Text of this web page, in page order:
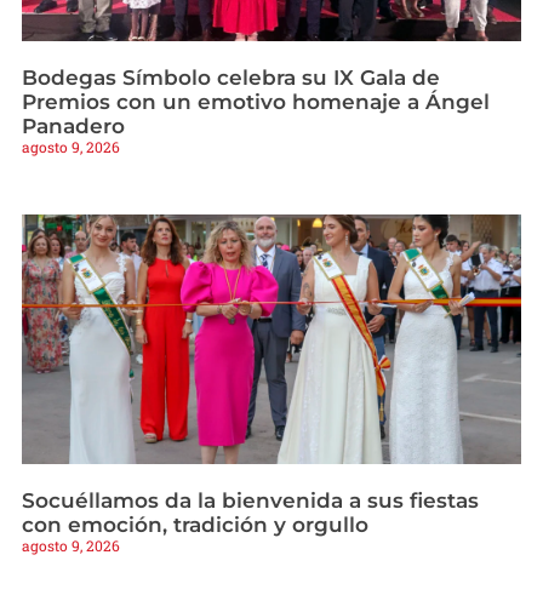
Bodegas Símbolo celebra su IX Gala de
Premios con un emotivo homenaje a Ángel
Panadero
agosto 9, 2026
Socuéllamos da la bienvenida a sus fiestas
con emoción, tradición y orgullo
agosto 9, 2026